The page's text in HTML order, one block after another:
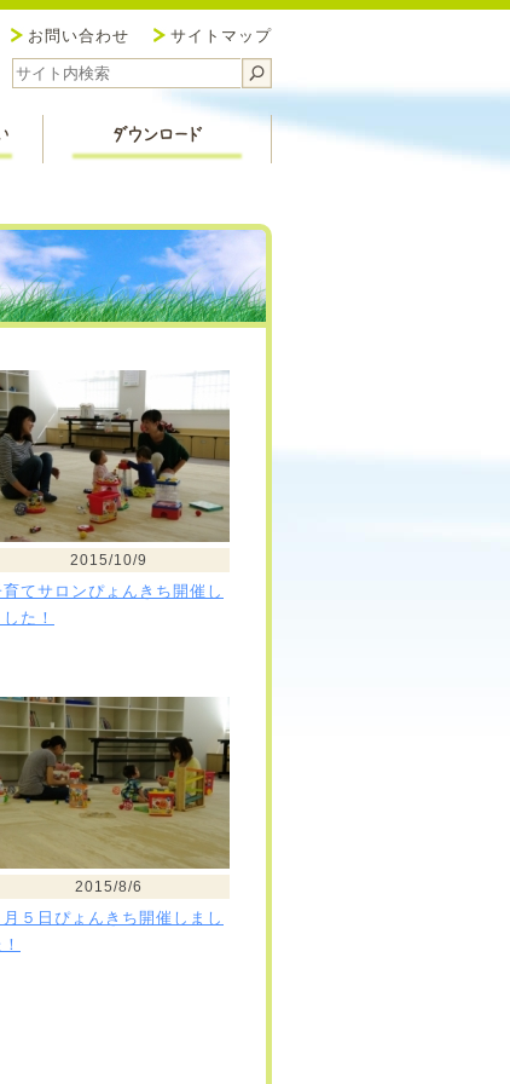
新潟市北区社会福祉協議会
サイトマップ
お問い合わせ
サイズ中
ォントサイズ大
福祉活動を応援したい
2015/10/9
育てサロンぴょんきち開催し
した！
2015/8/6
月５日ぴょんきち開催しまし